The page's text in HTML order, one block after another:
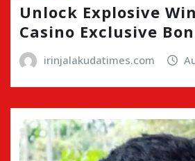
Unlock Explosive
Casino Exclusive
irinjalakudatimes.com